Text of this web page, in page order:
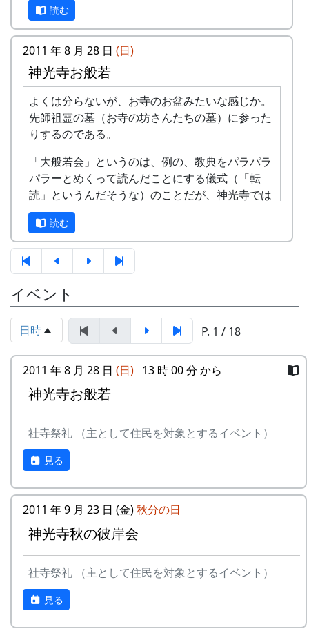
他に、那珂ふれあい館 の安平館長と多可町地域お
こし協力隊（多可町ファンクラブ ）の黒川さんが
参加されました。
一日目は、岩座神区有文書の調査。
公会堂の押し入れ下に鍵がかかる書庫があって、
そこに、代々の区長が受け継いできた公文書が眠
っています。その中で一番古いのは黒い長持ちの
中に入っています。
長持ちの蓋を開けます。
「岩座神」棚田便り #3 2013年6月号 (PDF版)
読む
2011 年 8 月 28 日 (日)
神光寺お般若
よくは分らないが、お寺のお盆みたいな感じか。
先師祖霊の墓（お寺の坊さんたちの墓）に参った
りするのである。
「大般若会」というのは、例の、教典をパラパラ
パラーとめくって読んだことにする儀式（「転
読」というんだそうな）のことだが、神光寺では
そういう良い加減な儀式はやらない。いや、やろ
うにも、600巻の大般若波羅蜜多経が現在の神光
寺には無い。神光寺がかつては非常に栄えたお寺
であったことは確かなことなので、ひょっとした
ら、その昔はパラパラパラーをやっていたのかも
知れない。何度かの火災によって、重要なものは
みんな燃えてしまった。
今は住職すらいなくて、年に何回かの儀式には、
別のお寺からお坊さんがやってくることになって
いる。
今回は蕎麦の種蒔きと日程が重なってしまったた
め、男衆でなく女衆が多く集った。
読む
イベント
日時 P. 1 / 18
2011 年 8 月 28 日 (日) 13 時 00 分 から
神光寺お般若
社寺祭礼 （主として住民を対象とするイベント）
見る
2011 年 9 月 23 日 (金)秋分の日
神光寺秋の彼岸会
社寺祭礼 （主として住民を対象とするイベント）
見る